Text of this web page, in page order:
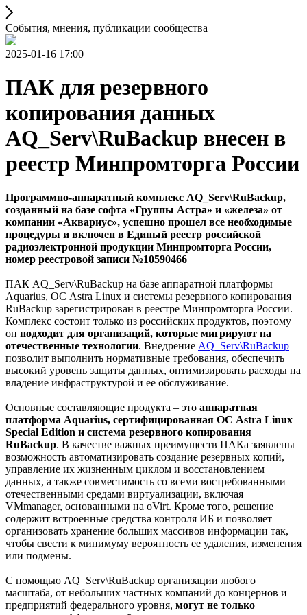
События, мнения, публикации сообщества
2025-01-16 17:00
ПАК для резервного
копирования данных
AQ_Serv\RuBackup внесен в
реестр Минпромторга России
Программно-аппаратный комплекс AQ_Serv\RuBackup,
созданный на базе софта «Группы Астра» и «железа» от
компании «Аквариус», успешно прошел все необходимые
процедуры и включен в Единый реестр российской
радиоэлектронной продукции Минпромторга России,
номер реестровой записи №10590466
ПАК AQ_Serv\RuBackup на базе аппаратной платформы
Aquarius, ОС Astra Linux и системы резервного копирования
RuBackup зарегистрирован в реестре Минпромторга России.
Комплекс состоит только из российских продуктов, поэтому
он подходит для организаций, которые мигрируют на
отечественные технологии. Внедрение AQ_Serv\RuBackup
позволит выполнить нормативные требования, обеспечить
высокий уровень защиты данных, оптимизировать расходы на
владение инфраструктурой и ее обслуживание.
Основные составляющие продукта – это аппаратная
платформа Aquarius, сертифицированная ОС Astra Linux
Special Edition и система резервного копирования
RuBackup. В качестве важных преимуществ ПАКа заявлены
возможность автоматизировать создание резервных копий,
управление их жизненным циклом и восстановлением
данных, а также совместимость со всеми востребованными
отечественными средами виртуализации, включая
VMmanager, основанными на oVirt. Кроме того, решение
содержит встроенные средства контроля ИБ и позволяет
организовать хранение больших массивов информации так,
чтобы свести к минимуму вероятность ее удаления, изменения
или подмены.
С помощью AQ_Serv\RuBackup организации любого
масштаба, от небольших частных компаний до концернов и
предприятий федерального уровня, могут не только